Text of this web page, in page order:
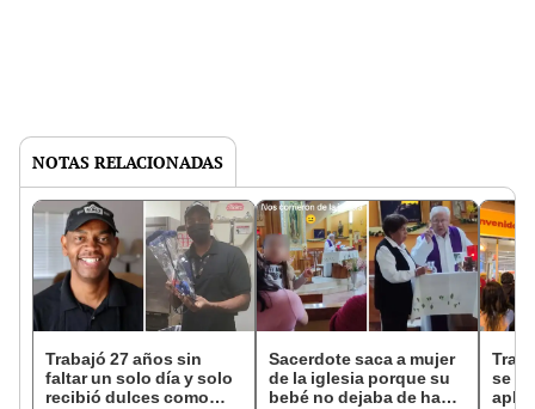
NOTAS RELACIONADAS
Trabajó 27 años sin
faltar un solo día y solo
recibió dulces como
Sacerdote saca a mujer
de la iglesia porque su
bebé no dejaba de hacer
se